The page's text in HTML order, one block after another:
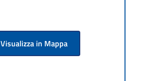
Visualizza in Mappa